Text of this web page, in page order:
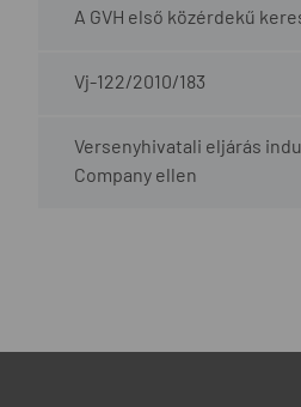
A GVH első közérdekű
Vj-122/2010/183
Versenyhivatali eljárás
Company ellen